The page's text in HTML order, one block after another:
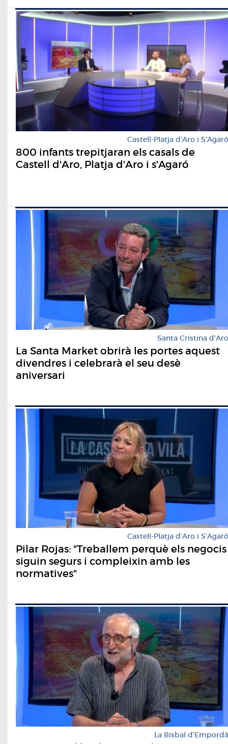
Castell-Platja d'Aro i S'Agaró
800 infants trepitjaran els casals de
Castell d'Aro, Platja d'Aro i s'Agaró
Santa Cristina d'Aro
La Santa Market obrirà les portes aquest
divendres i celebrarà el seu desè
aniversari
Castell-Platja d'Aro i S'Agaró
Pilar Rojas: "Treballem perquè els negocis
siguin segurs i compleixin amb les
normatives"
La Bisbal d'Empordà